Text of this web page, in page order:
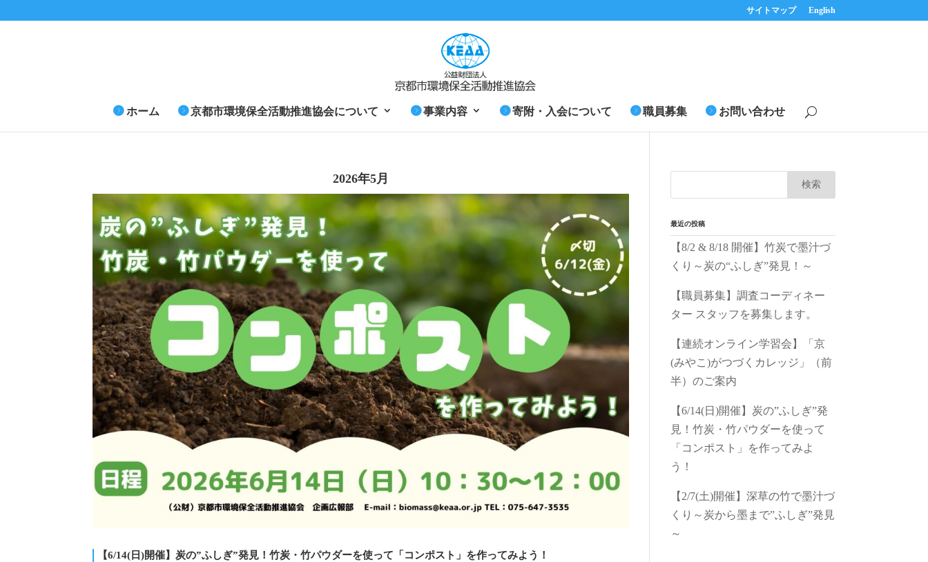
サイトマップ English
ホーム 京都市環境保全活動推進協会について 事業内容 寄附・入会について 職員募集 お問い合わせ
2026年5月
【6/14(日)開催】炭の”ふしぎ”発見！竹炭・竹パウダーを使って「コンポスト」を作ってみよう！
最近の投稿
【8/2 & 8/18 開催】竹炭で墨汁づ
くり～炭の“ふしぎ”発見！～
【職員募集】調査コーディネー
ター スタッフを募集します。
【連続オンライン学習会】「京
(みやこ)がつづくカレッジ」（前
半）のご案内
【6/14(日)開催】炭の”ふしぎ”発
見！竹炭・竹パウダーを使って
「コンポスト」を作ってみよ
う！
【2/7(土)開催】深草の竹で墨汁づ
くり～炭から墨まで”ふしぎ”発見
～